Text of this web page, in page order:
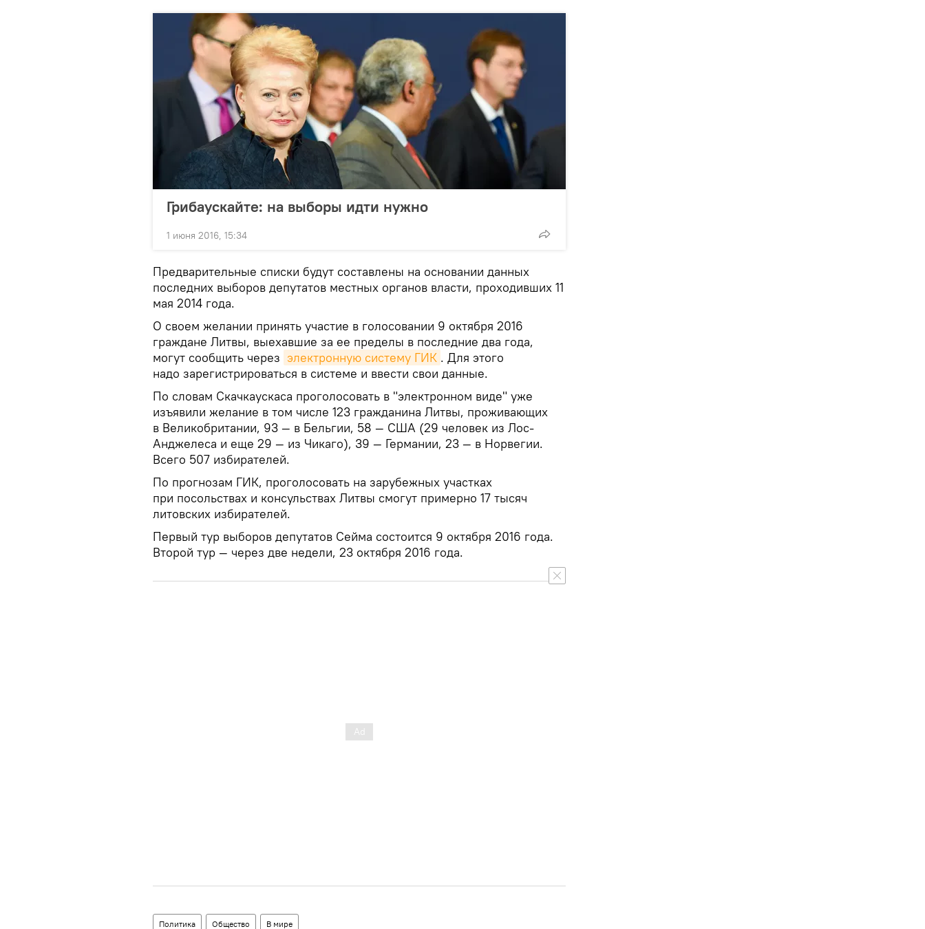
Грибаускайте: на выборы идти нужно
1 июня 2016, 15:34
Предварительные списки будут составлены на основании данных
последних выборов депутатов местных органов власти, проходивших 11
мая 2014 года.
О своем желании принять участие в голосовании 9 октября 2016
граждане Литвы, выехавшие за ее пределы в последние два года,
могут сообщить через электронную систему ГИК . Для этого
надо зарегистрироваться в системе и ввести свои данные.
По словам Скачкаускаса проголосовать в "электронном виде" уже
изъявили желание в том числе 123 гражданина Литвы, проживающих
в Великобритании, 93 — в Бельгии, 58 — США (29 человек из Лос-
Анджелеса и еще 29 — из Чикаго), 39 — Германии, 23 — в Норвегии.
Всего 507 избирателей.
По прогнозам ГИК, проголосовать на зарубежных участках
при посольствах и консульствах Литвы смогут примерно 17 тысяч
литовских избирателей.
Первый тур выборов депутатов Сейма состоится 9 октября 2016 года.
Второй тур — через две недели, 23 октября 2016 года.
Политика Общество В мире